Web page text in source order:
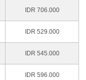
IDR 706.000
IDR 529.000
IDR 545.000
IDR 596.000